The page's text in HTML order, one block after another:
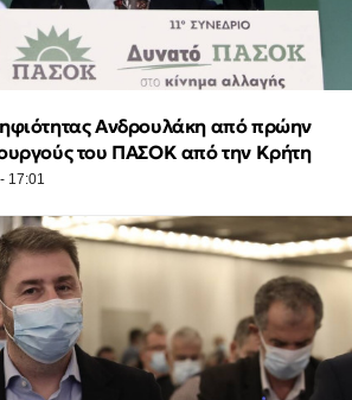
Ανδρουλάκη από πρώην
του ΠΑΣΟΚ από την Κρήτη
17:01